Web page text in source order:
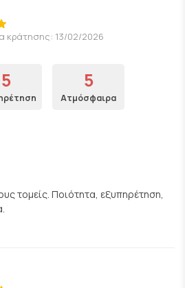
κράτησης: 13/02/2026
5 5
Ατμόσφαιρα
τομείς. Ποιότητα, εξυπηρέτηση,